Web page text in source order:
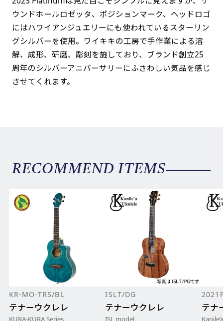
ウンドホールロゼッタ、ポジションマーク、ヘッドロゴ
にはハワイアンジュエリーにも使われているスターリン
グシルバーを使用。ワイキキの工房で手作業による溶
解、成形、研磨、彫刻を施しており、ブランド創立25
周年のシルバーアニバーサリーにふさわしい気品を感じ
させてくれます。
RECOMMEND ITEMS
KR-MO-TRS/BL
テナーウクレレ
KURA-KURA Series
ISLT/DG
テナーウクレレ
ISL model
テナ